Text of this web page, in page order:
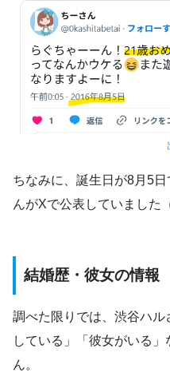
ちなみに、誕生日が8月5
んがXで公表していました
結婚歴・彼女の情報
調べた限りでは、渋谷ハ
している」「彼女がいる
ん。